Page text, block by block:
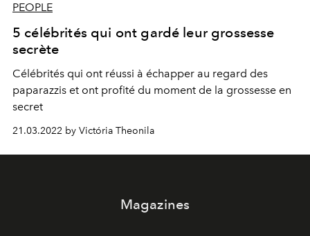
PEOPLE
5 célébrités qui ont gardé leur grossesse
secrète
Célébrités qui ont réussi à échapper au regard des
paparazzis et ont profité du moment de la grossesse en
secret
21.03.2022 by Victória Theonila
Magazines